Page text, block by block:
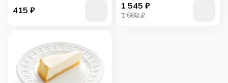
415 ₽ 1 545 ₽
1 688 ₽